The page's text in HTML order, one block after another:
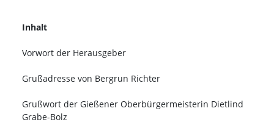
Inhalt
Vorwort der Herausgeber
Grußadresse von Bergrun Richter
Grußwort der Gießener Oberbürgermeisterin Dietlind
Grabe-Bolz